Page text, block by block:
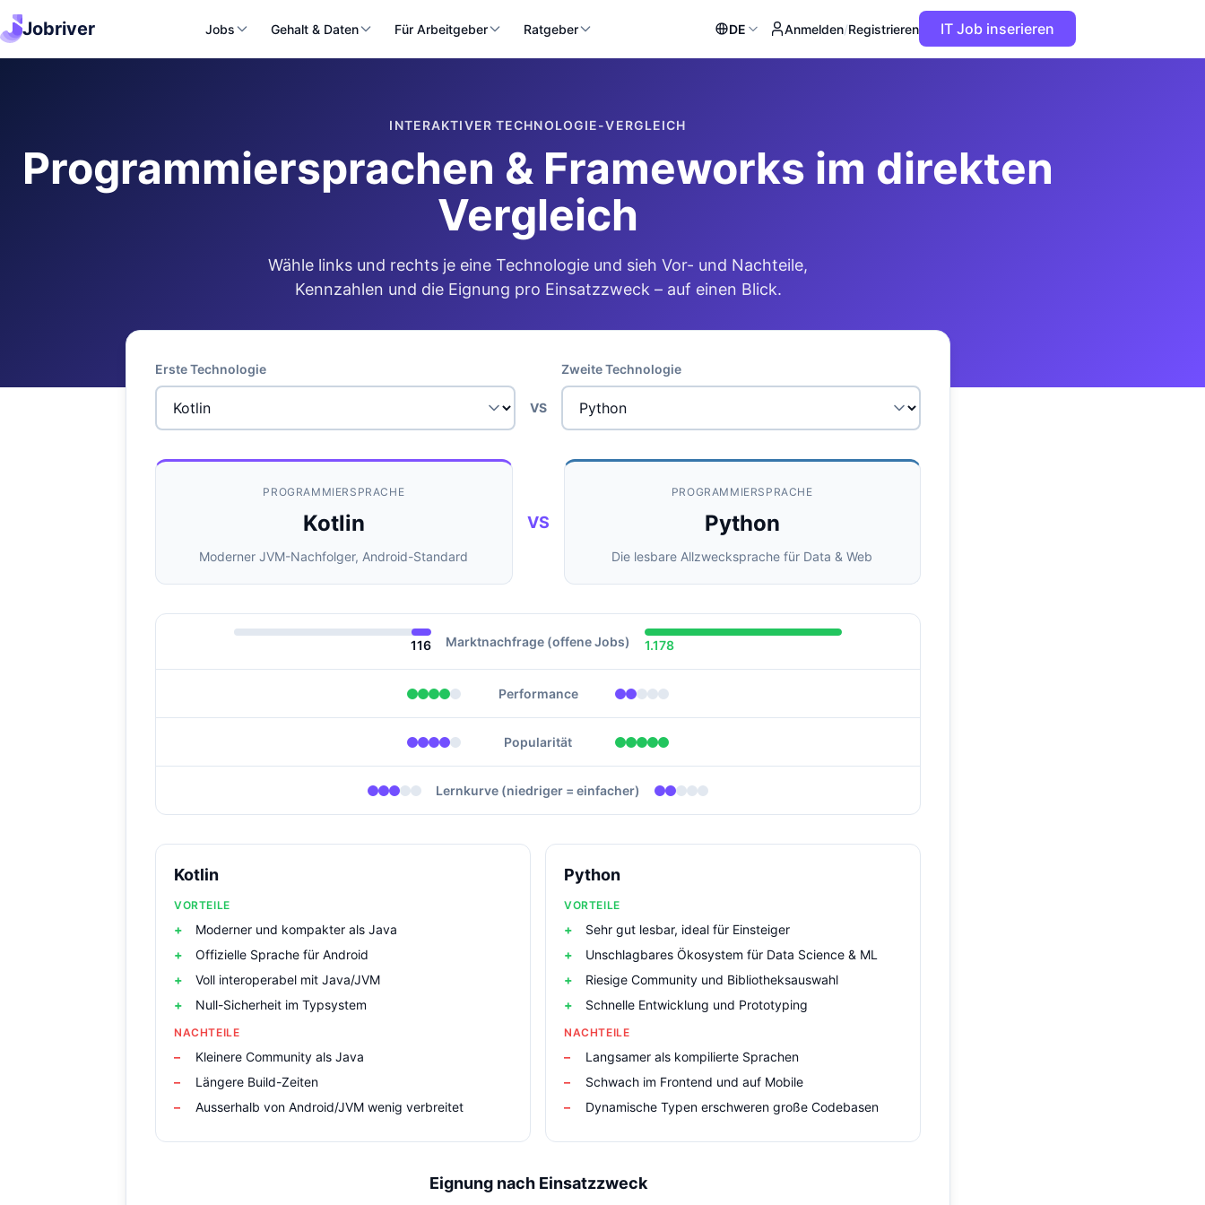
Jobriver Jobs Gehalt & Daten Für Arbeitgeber Ratgeber DE Anmelden/Registrieren IT Job inserieren
INTERAKTIVER TECHNOLOGIE-VERGLEICH
Programmiersprachen & Frameworks im direkten
Vergleich
Wähle links und rechts je eine Technologie und sieh Vor- und Nachteile,
Kennzahlen und die Eignung pro Einsatzzweck – auf einen Blick.
Erste Technologie
VS
Zweite Technologie
PROGRAMMIERSPRACHE
Kotlin
Moderner JVM-Nachfolger, Android-Standard
VS
PROGRAMMIERSPRACHE
Python
Die lesbare Allzwecksprache für Data & Web
116 Marktnachfrage (offene Jobs) 1.178
Performance
Popularität
Lernkurve (niedriger = einfacher)
Kotlin
VORTEILE
Moderner und kompakter als Java
Offizielle Sprache für Android
Voll interoperabel mit Java/JVM
Null-Sicherheit im Typsystem
NACHTEILE
Kleinere Community als Java
Längere Build-Zeiten
Ausserhalb von Android/JVM wenig verbreitet
Python
VORTEILE
Sehr gut lesbar, ideal für Einsteiger
Unschlagbares Ökosystem für Data Science & ML
Riesige Community und Bibliotheksauswahl
Schnelle Entwicklung und Prototyping
NACHTEILE
Langsamer als kompilierte Sprachen
Schwach im Frontend und auf Mobile
Dynamische Typen erschweren große Codebasen
Eignung nach Einsatzzweck